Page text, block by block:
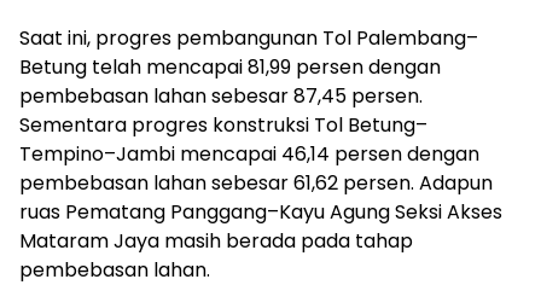
Saat ini, progres pembangunan Tol Palembang–
Betung telah mencapai 81,99 persen dengan
pembebasan lahan sebesar 87,45 persen.
Sementara progres konstruksi Tol Betung–
Tempino–Jambi mencapai 46,14 persen dengan
pembebasan lahan sebesar 61,62 persen. Adapun
ruas Pematang Panggang–Kayu Agung Seksi Akses
Mataram Jaya masih berada pada tahap
pembebasan lahan.